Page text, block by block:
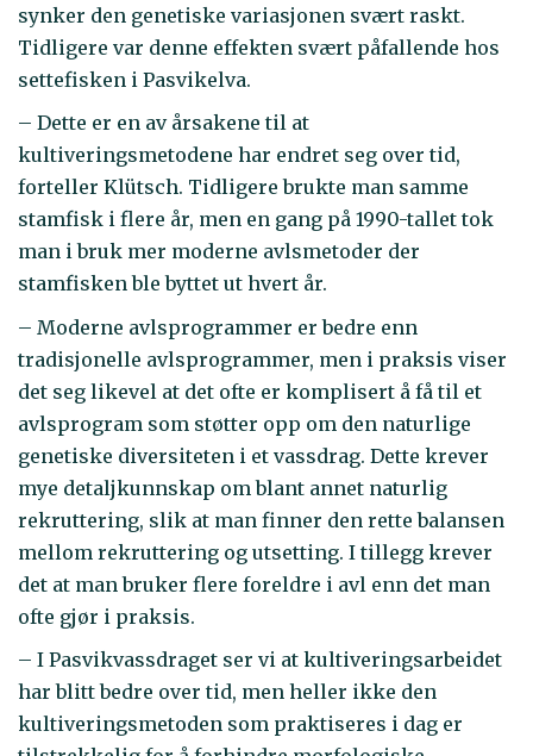
synker den genetiske variasjonen svært raskt.
Tidligere var denne effekten svært påfallende hos
settefisken i Pasvikelva.
– Dette er en av årsakene til at
kultiveringsmetodene har endret seg over tid,
forteller Klütsch. Tidligere brukte man samme
stamfisk i flere år, men en gang på 1990-tallet tok
man i bruk mer moderne avlsmetoder der
stamfisken ble byttet ut hvert år.
– Moderne avlsprogrammer er bedre enn
tradisjonelle avlsprogrammer, men i praksis viser
det seg likevel at det ofte er komplisert å få til et
avlsprogram som støtter opp om den naturlige
genetiske diversiteten i et vassdrag. Dette krever
mye detaljkunnskap om blant annet naturlig
rekruttering, slik at man finner den rette balansen
mellom rekruttering og utsetting. I tillegg krever
det at man bruker flere foreldre i avl enn det man
ofte gjør i praksis.
– I Pasvikvassdraget ser vi at kultiveringsarbeidet
har blitt bedre over tid, men heller ikke den
kultiveringsmetoden som praktiseres i dag er